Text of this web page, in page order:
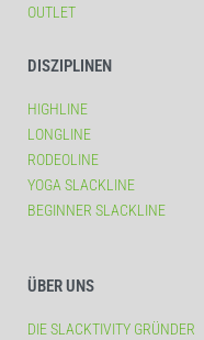
OUTLET
DISZIPLINEN
HIGHLINE
LONGLINE
RODEOLINE
YOGA SLACKLINE
BEGINNER SLACKLINE
ÜBER UNS
DIE SLACKTIVITY GRÜNDER